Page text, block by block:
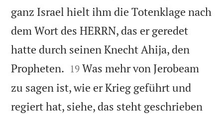
ganz Israel hielt ihm die Totenklage nach
dem Wort des HERRN, das er geredet
hatte durch seinen Knecht Ahija, den
Propheten. 

19 Was mehr von Jerobeam
zu sagen ist, wie er Krieg geführt und
regiert hat, siehe, das steht geschrieben